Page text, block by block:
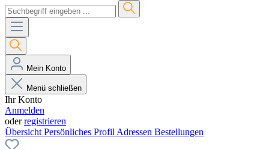
Mein Konto
Menü schließen
Ihr Konto
Anmelden
oderregistrieren
Übersicht Persönliches Profil Adressen Bestellungen